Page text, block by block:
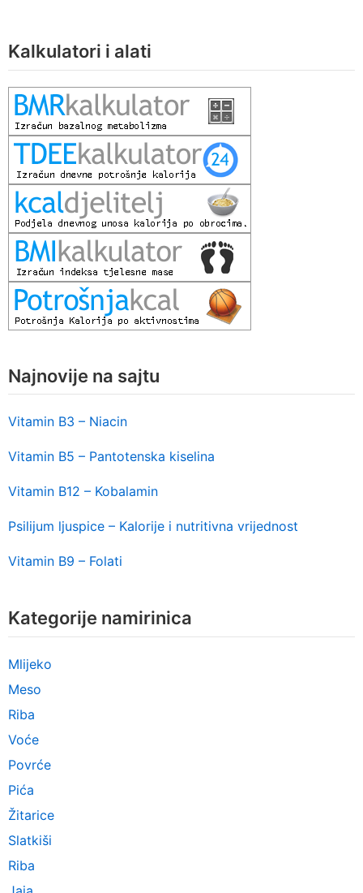
Kalkulatori i alati
Najnovije na sajtu
Vitamin B3 – Niacin
Vitamin B5 – Pantotenska kiselina
Vitamin B12 – Kobalamin
Psilijum ljuspice – Kalorije i nutritivna vrijednost
Vitamin B9 – Folati
Kategorije namirinica
Mlijeko
Meso
Riba
Voće
Povrće
Pića
Žitarice
Slatkiši
Riba